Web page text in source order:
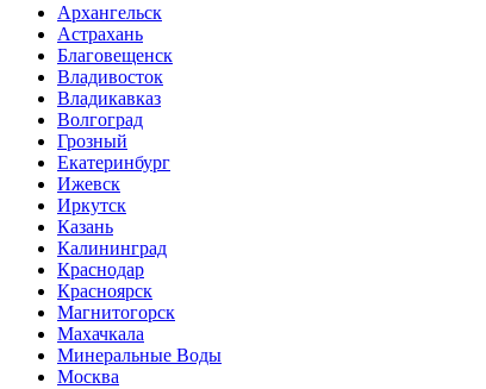
Архангельск
Астрахань
Благовещенск
Владивосток
Владикавказ
Волгоград
Грозный
Екатеринбург
Ижевск
Иркутск
Казань
Калининград
Краснодар
Красноярск
Магнитогорск
Махачкала
Минеральные Воды
Москва